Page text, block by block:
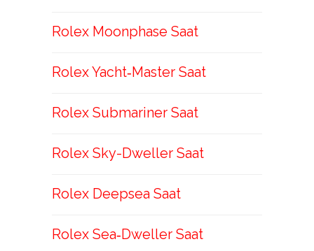
Rolex Moonphase Saat
Rolex Yacht‑Master Saat
Rolex Submariner Saat
Rolex Sky-Dweller Saat
Rolex Deepsea Saat
Rolex Sea‑Dweller Saat